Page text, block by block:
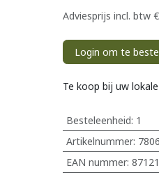
Adviesprijs incl. btw €
Login om te
Te koop bij uw
Besteleenheid: 1
Artikelnummer:
EAN nummer: